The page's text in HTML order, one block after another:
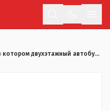
Дело о ДТП, в котором двухэтажный автобус врезался в ситиборд, рассматривает суд в Костанае